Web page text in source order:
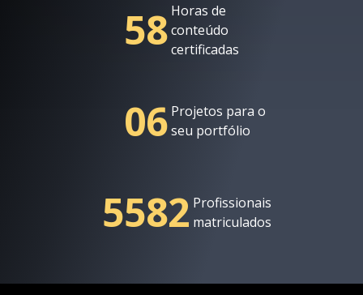
58 Horas de
conteúdo
certificadas
06 Projetos para o
seu portfólio
5582 Profissionais
matriculados